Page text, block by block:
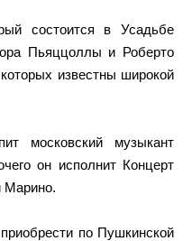
состоится в Усадьбе
Пьяццоллы и Роберто
известны широкой
московский музыкант
он исполнит Концерт
Марино.
по Пушкинской